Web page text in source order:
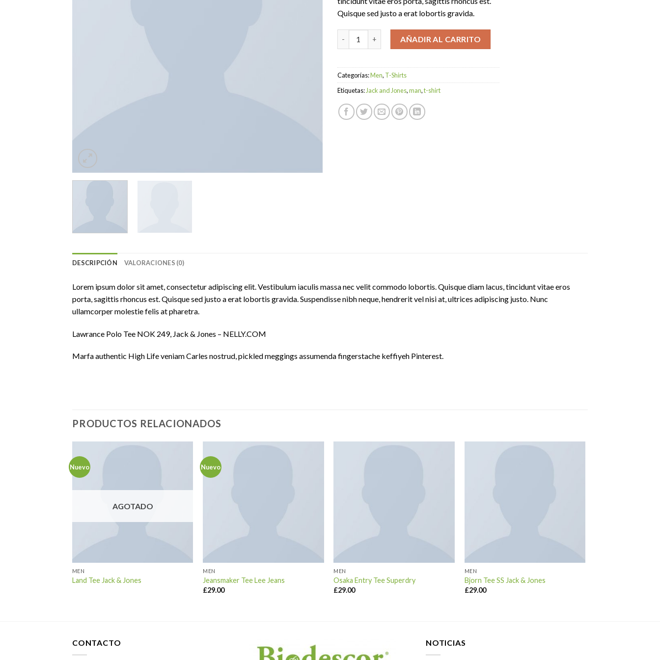
Quisque sed justo a erat lobortis gravida.
Lawrance Polo Tee Jack & Jones cantidad
AÑADIR AL CARRITO
Categorías:Men, T-Shirts
Etiquetas: Jack and Jones,man,t-shirt
DESCRIPCIÓN VALORACIONES (0)
Lorem ipsum dolor sit amet, consectetur adipiscing elit. Vestibulum iaculis massa nec velit commodo lobortis. Quisque diam lacus, tincidunt vitae eros
porta, sagittis rhoncus est. Quisque sed justo a erat lobortis gravida. Suspendisse nibh neque, hendrerit vel nisi at, ultrices adipiscing justo. Nunc
ullamcorper molestie felis at pharetra.
Lawrance Polo Tee NOK 249, Jack & Jones – NELLY.COM
Marfa authentic High Life veniam Carles nostrud, pickled meggings assumenda fingerstache keffiyeh Pinterest.
PRODUCTOS RELACIONADOS
Nuevo
AGOTADO
MEN
Land Tee Jack & Jones
Nuevo
MEN
Jeansmaker Tee Lee Jeans
£29.00
MEN
Osaka Entry Tee Superdry
£29.00
MEN
Bjorn Tee SS Jack & Jones
£29.00
CONTACTO NOTICIAS